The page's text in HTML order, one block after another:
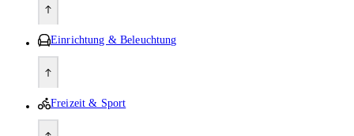
Einrichtung & Beleuchtung
Freizeit & Sport